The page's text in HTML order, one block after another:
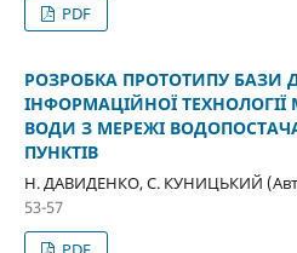
PDF
РОЗРОБКА ПРОТОТИПУ БАЗИ
ІНФОРМАЦІЙНОЇ
ВОДИ З МЕРЕЖІ
ПУНКТІВ
Н. ДАВИДЕНКО, С. КУНИЦЬКИЙ
53-57